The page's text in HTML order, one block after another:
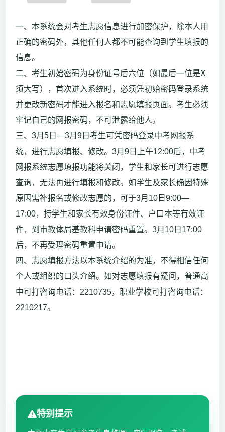
一、本系统会对考生志愿信息进行加密保护，除本人用
正确的密码外，其他任何人都不可能查询到学生填报的
信息。
二、考生初始密码为身份证号后六位（如最后一位是X
须大写），首次进入系统时，必须凭初始密码登录系统
并更改新密码才能进入报名和志愿填报页面。考生必须
牢记自己的网报密码，不可泄露给他人。
三、3月5日—3月9日考生可凭密码登录中考网报系
统，进行志愿填报、修改。3月9日上午12:00后，中考
网报系统志愿填报功能将关闭，学生和家长可进行志愿
查询，无法再进行填报和修改。如学生及家长确因特殊
原因需补报名或修改志愿的，可于3月10日9:00—
17:00，持学生和家长有效身份证件、户口本等有效证
件，到市教体局基教科申请密码重置。3月10日17:00
后，不再受理密码重置申请。
四、志愿填报方法以本系统介绍的为准，不得相信任何
个人或组织的口头介绍。如对志愿填报有疑问，普通高
中可打咨询电话：2210735，职业学校可打咨询电话：
2210217。
特别提示